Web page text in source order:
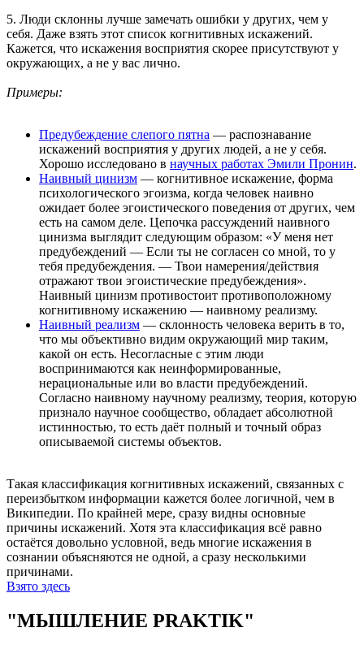
5. Люди склонны лучше замечать ошибки у других, чем у
себя. Даже взять этот список когнитивных искажений.
Кажется, что искажения восприятия скорее присутствуют у
окружающих, а не у вас лично.
Примеры:
Предубеждение слепого пятна — распознавание
искажений восприятия у других людей, а не у себя.
Хорошо исследовано в научных работах Эмили Пронин.
Наивный цинизм — когнитивное искажение, форма
психологического эгоизма, когда человек наивно
ожидает более эгоистического поведения от других, чем
есть на самом деле. Цепочка рассуждений наивного
цинизма выглядит следующим образом: «У меня нет
предубеждений — Если ты не согласен со мной, то у
тебя предубеждения. — Твои намерения/действия
отражают твои эгоистические предубеждения».
Наивный цинизм противостоит противоположному
когнитивному искажению — наивному реализму.
Наивный реализм — склонность человека верить в то,
что мы объективно видим окружающий мир таким,
какой он есть. Несогласные с этим люди
воспринимаются как неинформированные,
нерациональные или во власти предубеждений.
Согласно наивному научному реализму, теория, которую
признало научное сообщество, обладает абсолютной
истинностью, то есть даёт полный и точный образ
описываемой системы объектов.
Такая классификация когнитивных искажений, связанных с
переизбытком информации кажется более логичной, чем в
Википедии. По крайней мере, сразу видны основные
причины искажений. Хотя эта классификация всё равно
остаётся довольно условной, ведь многие искажения в
сознании объясняются не одной, а сразу несколькими
причинами.
Взято здесь
"МЫШЛЕНИЕ PRAKTIK"